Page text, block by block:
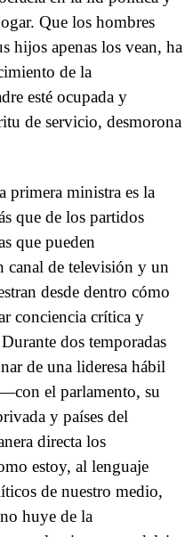
Que los hombres
hijos apenas los vean, ha
de la
esté ocupada y
de servicio, desmorona
primera ministra es la
que de los partidos
que pueden
canal de televisión y un
desde dentro cómo
conciencia crítica y
dos temporadas
de una lideresa hábil
el parlamento, su
y países del
directa los
estoy, al lenguaje
de nuestro medio,
huye de la